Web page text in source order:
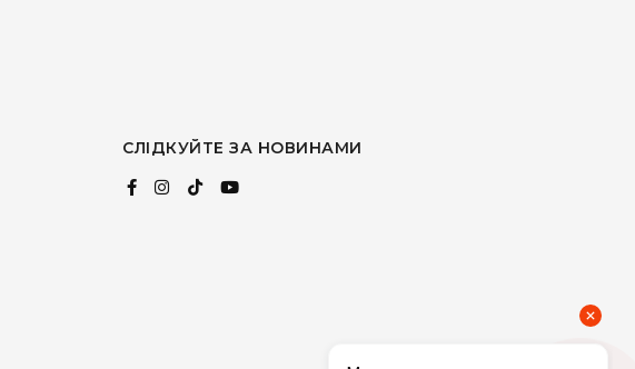
СЛІДКУЙТЕ ЗА НОВИНАМИ